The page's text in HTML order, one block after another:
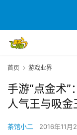
首页 游戏业界
手游“点金术
人气王与吸金
茶馆小二 2016年11月